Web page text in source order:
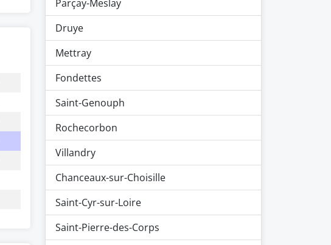
Parçay-Meslay
Druye
Mettray
Fondettes
Saint-Genouph
Rochecorbon
Villandry
Chanceaux-sur-Choisille
Saint-Cyr-sur-Loire
Saint-Pierre-des-Corps